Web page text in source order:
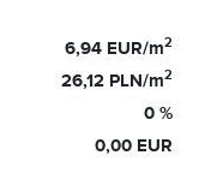
6,94 EUR/m2
26,12 PLN/m2
0 %
0,00 EUR